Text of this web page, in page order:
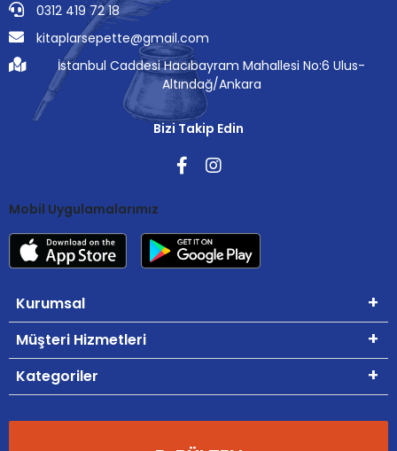
0312 419 72 18
kitaplarsepette@gmail.com
İstanbul Caddesi Hacıbayram Mahallesi No:6 Ulus-
Altındağ/Ankara
Bizi Takip Edin
Mobil Uygulamalarımız
Kurumsal
Müşteri Hizmetleri
Kategoriler